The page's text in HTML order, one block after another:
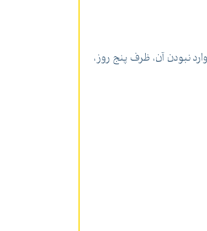
مقرر در ماده 12، و در صورت دریافت اعتراض و وارد نبودن آن، ظرف پنج روز،